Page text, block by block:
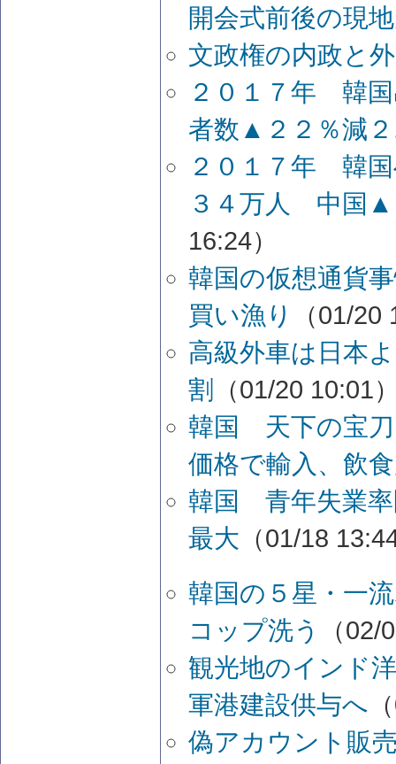
開会式前後の現
文政権の内政と
２０１７年 韓国
者数▲２２％減
２０１７年 韓
３４万人 中国▲
16:24）
韓国の仮想通貨
買い漁り
（01/
高級外車は日本
割
（01/20 10:01
韓国 天下の宝
価格で輸入、飲
韓国 青年失業
最大 （01/18
韓国の５星・一
コップ洗う
（
観光地のインド
軍港建設供与へ
偽アカウント販